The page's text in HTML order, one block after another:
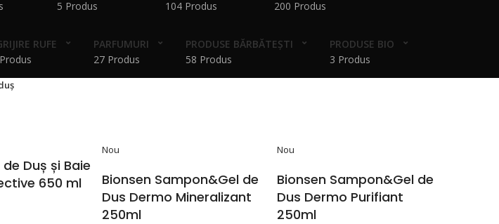
5 Produs
104 Produs
200 Produs
RUFE
PARFUMURI
27 Produs
PRODUSE BĂRBĂTEȘTI
58 Produs
PRODUSE BIO
3 Produs
Duș și Baie
650 ml
Nou
Bionsen Sampon&Gel de
Dus Dermo Mineralizant
250ml
Nou
Bionsen Sampon&Gel de
Dus Dermo Purifiant
250ml